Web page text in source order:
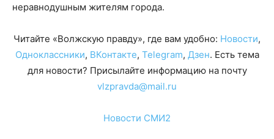
неравнодушным жителям города.
Читайте «Волжскую правду», где вам удобно: Новости,
Одноклассники, ВКонтакте, Telegram, Дзен. Есть тема
для новости? Присылайте информацию на почту
vlzpravda@mail.ru
Новости СМИ2